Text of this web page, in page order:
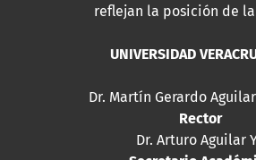
reflejan la posición de
UNIVERSIDAD
Dr. Martín Gerardo
Rector
Dr. Arturo Aguilar